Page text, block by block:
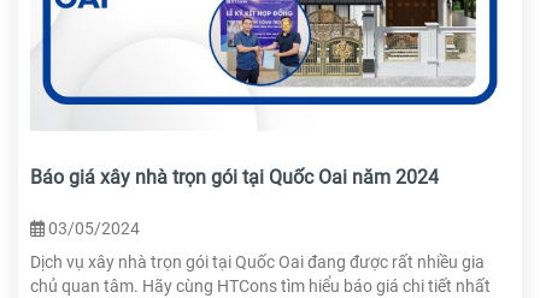
Báo giá xây nhà trọn gói tại Quốc Oai năm 2024
03/05/2024
Dịch vụ xây nhà trọn gói tại Quốc Oai đang được rất nhiều gia
chủ quan tâm. Hãy cùng HTCons tìm hiểu báo giá chi tiết nhất